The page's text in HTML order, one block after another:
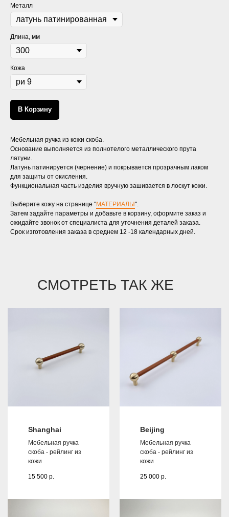
Металл
Длина, мм
Кожа
В Корзину
Мебельная ручка из кожи скоба.
Основание выполняется из полнотелого металлического прута
латуни.
Латунь патинируется (чернение) и покрывается прозрачным лаком
для защиты от окисления.
Функциональная часть изделия вручную зашивается в лоскут кожи.
Выберите кожу на странице "МАТЕРИАЛЫ ".
Затем задайте параметры и добавьте в корзину, оформите заказ и
ожидайте звонок от специалиста для уточнения деталей заказа.
Срок изготовления заказа в среднем 12 -18 календарных дней.
СМОТРЕТЬ ТАК ЖЕ
Shanghai
Мебельная ручка
скоба - рейлинг из
кожи
15 500 р.
Beijing
Мебельная ручка
скоба - рейлинг из
кожи
25 000 р.